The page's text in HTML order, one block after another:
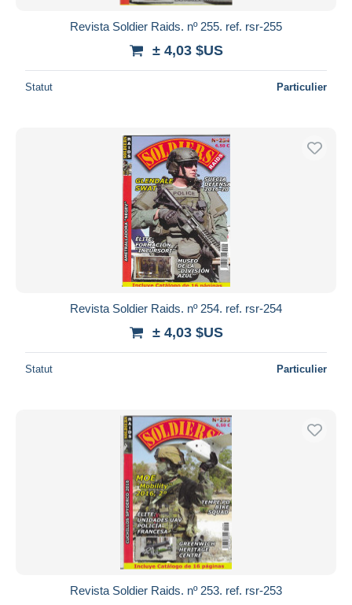
Revista Soldier Raids. nº 255. ref. rsr-255
± 4,03 $US
Statut Particulier
Revista Soldier Raids. nº 254. ref. rsr-254
± 4,03 $US
Statut Particulier
Revista Soldier Raids. nº 253. ref. rsr-253